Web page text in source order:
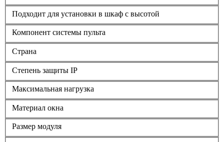
Подходит для установки в шкаф с высотой
Компонент системы пульта
Страна
Степень защиты IP
Максимальная нагрузка
Материал окна
Размер модуля